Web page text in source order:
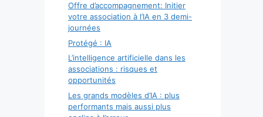
Offre d’accompagnement: Initier
votre association à l’IA en 3 demi-
journées
Protégé : IA
L’intelligence artificielle dans les
associations : risques et
opportunités
Les grands modèles d’IA : plus
performants mais aussi plus